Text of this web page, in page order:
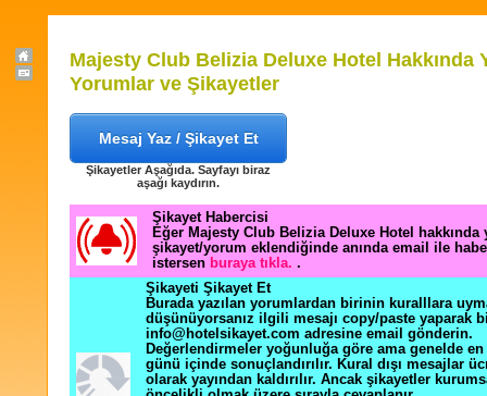
Majesty Club Belizia Deluxe Hotel Hakkında
Yorumlar ve Şikayetler
Mesaj Yaz / Şikayet Et
Şikayetler Aşağıda. Sayfayı biraz
aşağı kaydırın.
Şikayet Habercisi
Eğer Majesty Club Belizia Deluxe Hotel hakkında
şikayet/yorum eklendiğinde anında email ile
istersen buraya tıkla. .
Şikayeti Şikayet Et
Burada yazılan yorumlardan birinin kuralllara
düşünüyorsanız ilgili mesajı copy/paste yaparak
info@hotelsikayet.com adresine email gönderin.
Değerlendirmeler yoğunluğa göre ama genelde
günü içinde sonuçlandırılır. Kural dışı mesajlar
olarak yayından kaldırılır. Ancak şikayetler